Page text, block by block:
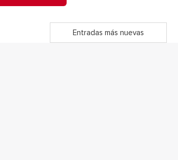
Entradas más nuevas